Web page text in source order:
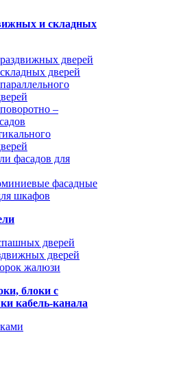
и складных
дверей
дверей
–
фасадов для
фасадные
шкафов
дверей
дверей
жалюзи
блоки с
кабель-канала